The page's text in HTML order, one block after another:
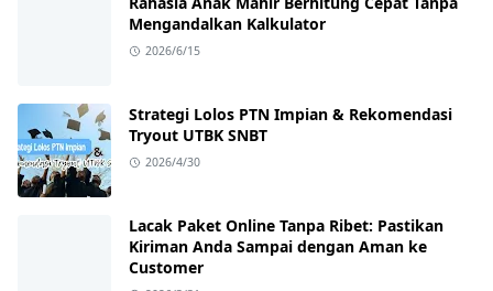
Mengandalkan Kalkulator
2026/6/15
Strategi Lolos PTN Impian & Rekomendasi
Tryout UTBK SNBT
2026/4/30
Lacak Paket Online Tanpa Ribet: Pastikan
Kiriman Anda Sampai dengan Aman ke
Customer